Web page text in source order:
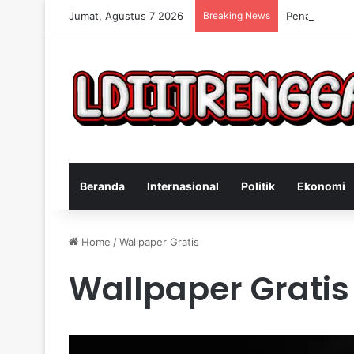
Jumat, Agustus 7 2026 Breaking News
Beranda Internasional Politik Ekonomi
Home /Wallpaper Gratis
Wallpaper Gratis